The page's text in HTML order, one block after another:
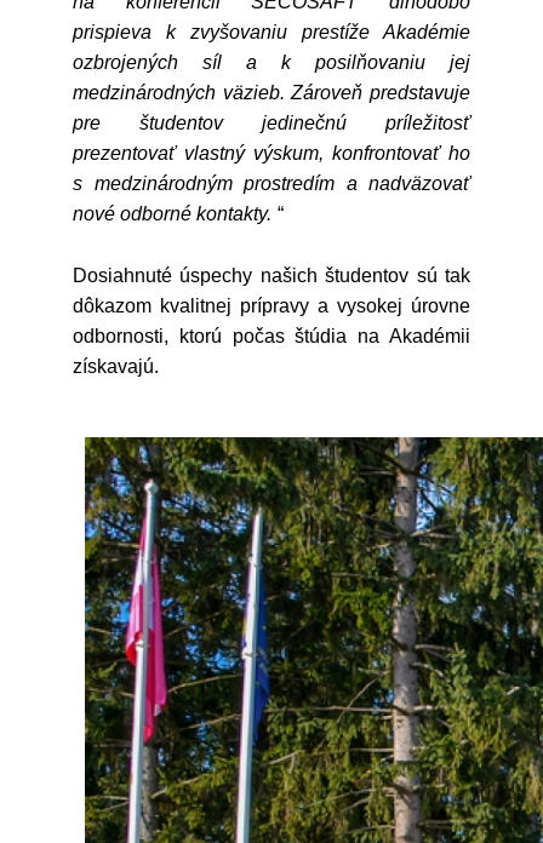
prispieva k zvyšovaniu prestíže Akadémie
ozbrojených síl a k posilňovaniu jej
medzinárodných väzieb. Zároveň predstavuje
pre študentov jedinečnú príležitosť
prezentovať vlastný výskum, konfrontovať ho
s medzinárodným prostredím a nadväzovať
nové odborné kontakty. “
Dosiahnuté úspechy našich študentov sú tak
dôkazom kvalitnej prípravy a vysokej úrovne
odbornosti, ktorú počas štúdia na Akadémii
získavajú.